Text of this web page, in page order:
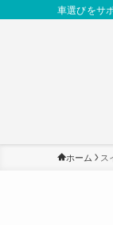
車選びをサ
ホーム ス